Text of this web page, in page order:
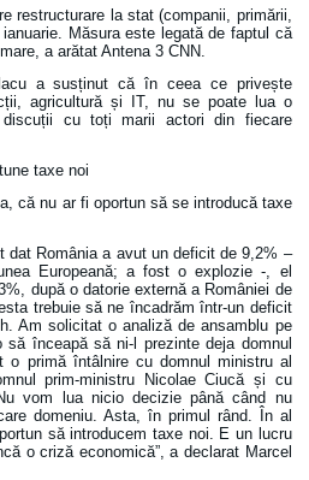
restructurare la stat (companii, primării,
Măsura este legată de faptul că
a arătat Antena 3 CNN.
a susținut că în ceea ce privește
agricultură și IT, nu se poate lua o
cu toți marii actori din fiecare
taxe noi
că nu ar fi oportun să se introducă taxe
dat România a avut un deficit de 9,2% –
Europeană; a fost o explozie -, el
după o datorie externă a României de
trebuie să ne încadrăm într-un deficit
Am solicitat o analiză de ansamblu pe
înceapă să ni-l prezinte deja domnul
o primă întâlnire cu domnul ministru al
prim-ministru Nicolae Ciucă și cu
vom lua nicio decizie până când nu
domeniu. Asta, în primul rând. În al
să introducem taxe noi. E un lucru
o criză economică”, a declarat Marcel